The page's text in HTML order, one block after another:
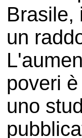
Brasile,
un
poveri
uno